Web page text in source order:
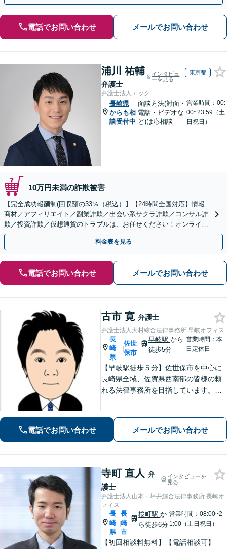
電話でお問い合わせ メールでお問い合わせ
浦川 祐輔
弁護士
インタビュ
ーを見る
東京都
弁護士法人エッグ
長崎県
からも相
談受付中
面談方法(対面・
電話・ビデオな
ど)は応相談
営業時間：00:
00~23:59（土
日祝日）
10万円未満の詐欺被害
【完全成功報酬制(回収額の33％（税込）】【24時間全国対応】情報
商材／アフィリエイト／副業詐欺／出会い系サクラ詐欺／コンサル詐
欺／投資詐欺／仮想通貨のトラブルは、お任せください！オンライン
のみで解決も可能！
料金表を見る
電話でお問い合わせ メールでお問い合わせ
古市 寛 弁護士
弁護士法人大村綜合法律事務所 早岐オフィス
長
崎
県
|
佐世
保市
早岐駅 から
徒歩5分
営業時間：本
日定休日
【早岐駅徒歩５分】佐世保市を中心に
長崎県全域、佐賀県西南部の皆様の頼
れる法律事務所を目指しています。相
います。早期解決には、早めのご相談
が肝要です。
電話でお問い合わせ メールでお問い合わせ
寺町 直人 弁
護士
インタビューを
見る
弁護士法人山本・坪井綜合法律事務所 長崎オ
フィス
長
崎
県
|
長
崎
市
桜町駅か
ら徒歩6分
営業時間：08:00~2
1:00（土日祝日）
【初回相談料無料】【電話相談可】